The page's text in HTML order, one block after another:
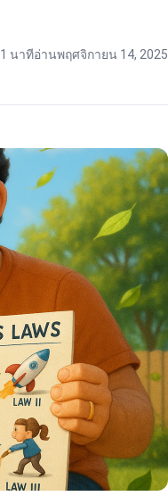
1 นาทีอ่านพฤศจิกายน 14, 2025